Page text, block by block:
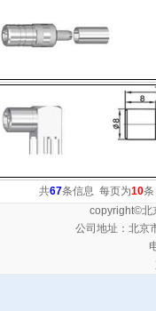
共67条信息 每页为10
copyright©北
公司地址：北京